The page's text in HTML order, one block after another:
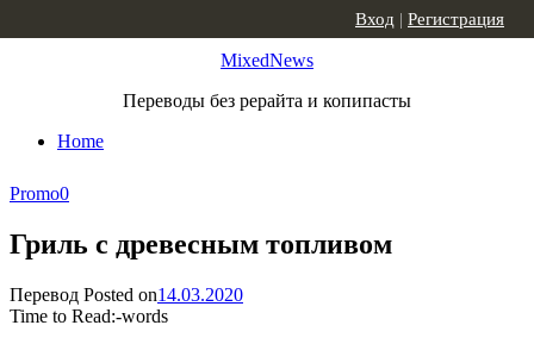
MixedNews
Переводы без рерайта и копипасты
Home
Вход | Регистрация
Promo0
Гриль с древесным топливом
Перевод Posted on14.03.2020
Time to Read:-words